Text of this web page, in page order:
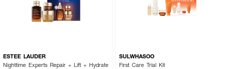
ESTEE LAUDER
Nighttime Experts Repair + Lift + Hydrate
SULWHASOO
First Care Trial Kit